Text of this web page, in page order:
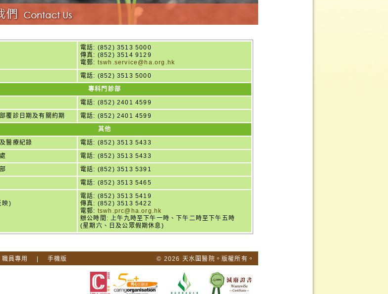
電話: (852) 3513 5000
傳真: (852) 3514 9129
電郵: tswh.service@ha.org.hk
電話: (852) 3513 5000
專科門診部
電話: (852) 2401 4599
覆診日期及有關約期
電話: (852) 2401 4599
其他
醫療紀錄
電話: (852) 3513 5433
電話: (852) 3513 5433
電話: (852) 3513 5391
電話: (852) 3513 5465
映)
電話: (852) 3513 5419
傳真: (852) 3513 5422
電郵: tswh.prc@ha.org.hk
辦公時間: 上午九時至下午一時、下午二時至下午五時
(星期六、日及公眾假期休息)
職員專用 手機版 © 2026 天水圍醫院。版權所有。